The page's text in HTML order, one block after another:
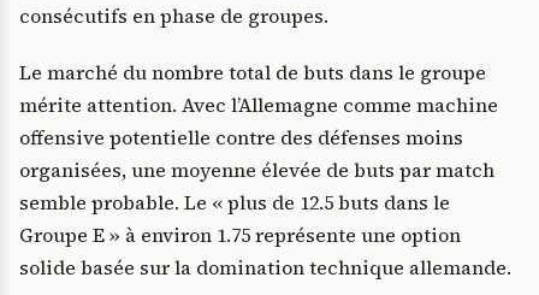
consécutifs en phase de groupes.
Le marché du nombre total de buts dans le groupe
mérite attention. Avec l’Allemagne comme machine
offensive potentielle contre des défenses moins
organisées, une moyenne élevée de buts par match
semble probable. Le « plus de 12.5 buts dans le
Groupe E » à environ 1.75 représente une option
solide basée sur la domination technique allemande.